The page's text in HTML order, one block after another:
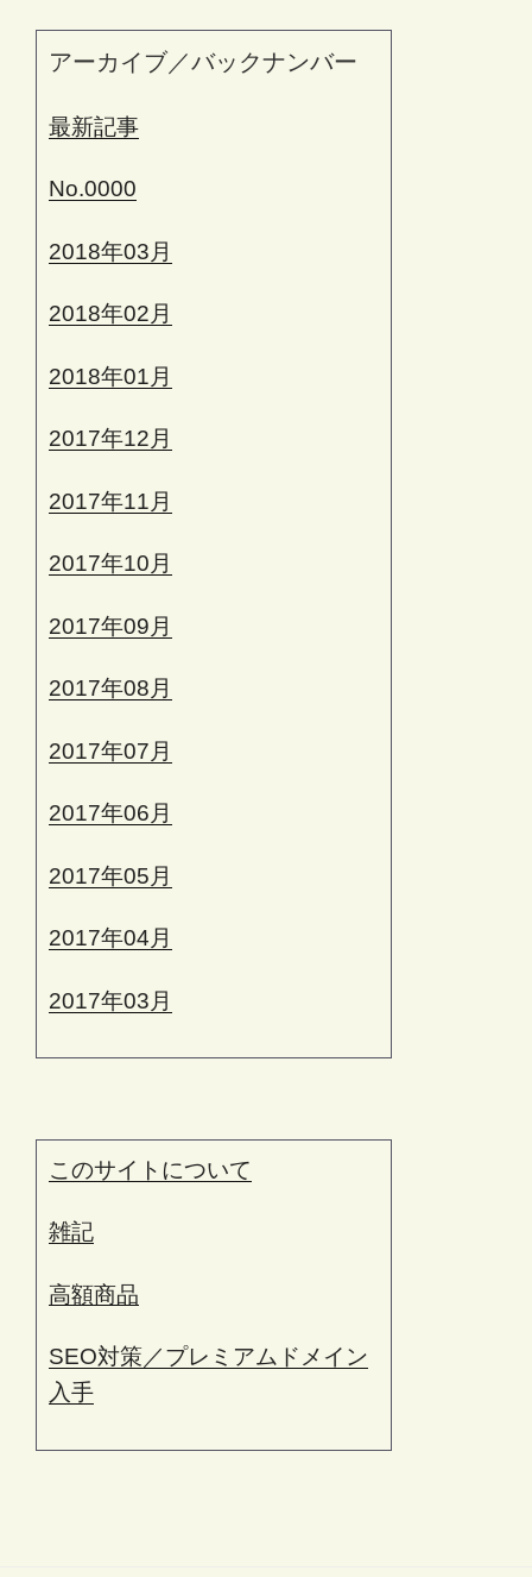
アーカイブ／バックナンバー
最新記事
No.0000
2018年03月
2018年02月
2018年01月
2017年12月
2017年11月
2017年10月
2017年09月
2017年08月
2017年07月
2017年06月
2017年05月
2017年04月
2017年03月
このサイトについて
雑記
高額商品
SEO対策／プレミアムドメイン
入手